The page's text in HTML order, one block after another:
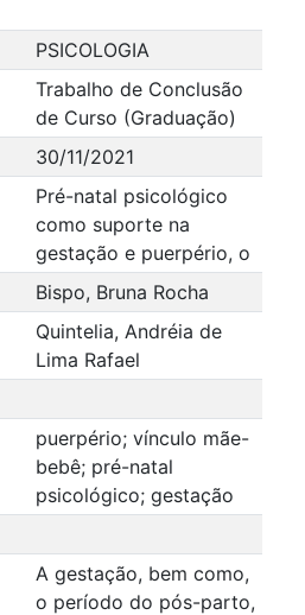
PSICOLOGIA
Trabalho de Conclusão
de Curso (Graduação)
30/11/2021
Pré-natal psicológico
como suporte na
gestação e puerpério, o
Bispo, Bruna Rocha
Quintelia, Andréia de
Lima Rafael
puerpério; vínculo mãe-
bebê; pré-natal
psicológico; gestação
A gestação, bem como,
o período do pós-parto,